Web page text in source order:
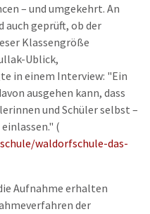
– und umgekehrt. An
auch geprüft, ob der
Klassengröße
Ublick,
in einem Interview: "Ein
ausgehen kann, dass
und Schüler selbst –
(
waldorfschule-das-
Aufnahme erhalten
der